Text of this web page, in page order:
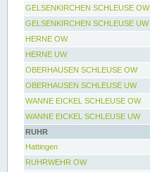
GELSENKIRCHEN SCHLEUSE OW
GELSENKIRCHEN SCHLEUSE UW
HERNE OW
HERNE UW
OBERHAUSEN SCHLEUSE OW
OBERHAUSEN SCHLEUSE UW
WANNE EICKEL SCHLEUSE OW
WANNE EICKEL SCHLEUSE UW
RUHR
Hattingen
RUHRWEHR OW